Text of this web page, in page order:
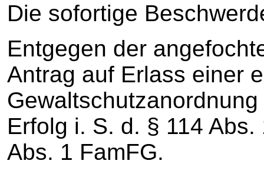
Die sofortige
Entgegen der
Antrag auf Erlass einer
Erfolg i. S. d. § 114
Abs. 1 FamFG.